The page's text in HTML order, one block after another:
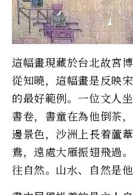
這幅畫現藏於台北故宮
從知曉，這幅畫是反映
的最好範例。一位文人
書卷，書童在為他倒茶
邊景色，沙洲上長着蘆
鴦，遠處大雁振翅飛過
往自然。山水、自然是他